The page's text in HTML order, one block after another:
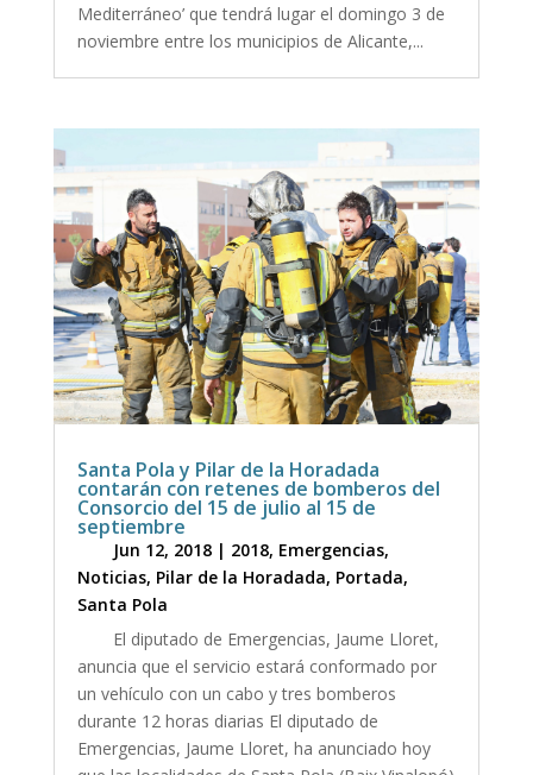
Mediterráneo’ que tendrá lugar el domingo 3 de
noviembre entre los municipios de Alicante,...
Santa Pola y Pilar de la Horadada
contarán con retenes de bomberos del
Consorcio del 15 de julio al 15 de
septiembre
Jun 12, 2018| 2018, Emergencias,
Noticias, Pilar de la Horadada, Portada,
Santa Pola
El diputado de Emergencias, Jaume Lloret,
anuncia que el servicio estará conformado por
un vehículo con un cabo y tres bomberos
durante 12 horas diarias El diputado de
Emergencias, Jaume Lloret, ha anunciado hoy